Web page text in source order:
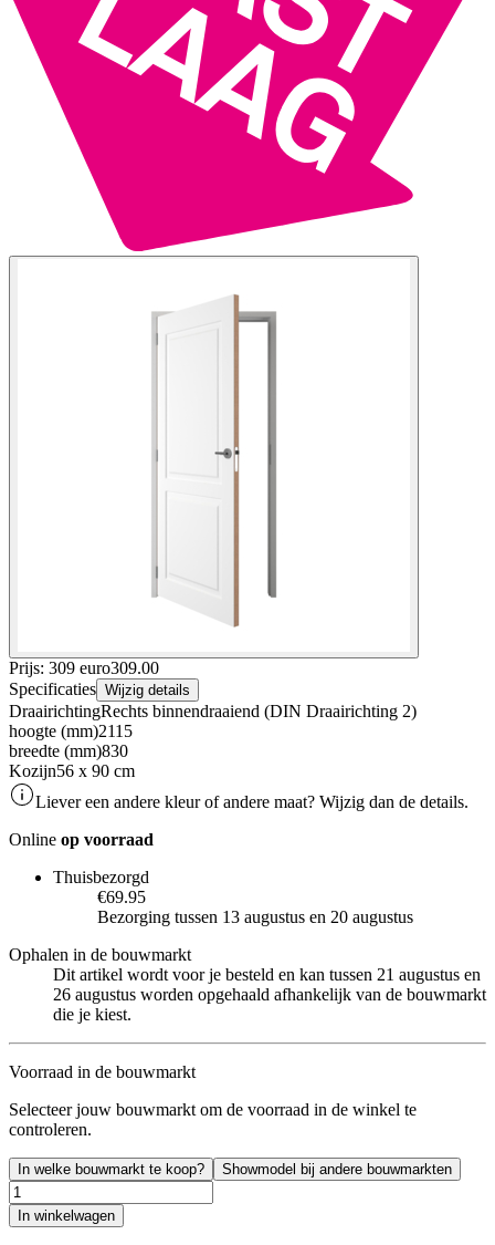
Prijs: 309 euro309.00
Specificaties Wijzig details
DraairichtingRechts binnendraaiend (DIN Draairichting 2)
hoogte (mm)2115
breedte (mm)830
Kozijn56 x 90 cm
Liever een andere kleur of andere maat? Wijzig dan de details.
Online op voorraad
Thuisbezorgd
€69.95
Bezorging tussen 13 augustus en 20 augustus
Ophalen in de bouwmarkt
Dit artikel wordt voor je besteld en kan tussen 21 augustus en
26 augustus worden opgehaald afhankelijk van de bouwmarkt
die je kiest.
Voorraad in de bouwmarkt
Selecteer jouw bouwmarkt om de voorraad in de winkel te
controleren.
In welke bouwmarkt te koop? Showmodel bij andere bouwmarkten
In winkelwagen